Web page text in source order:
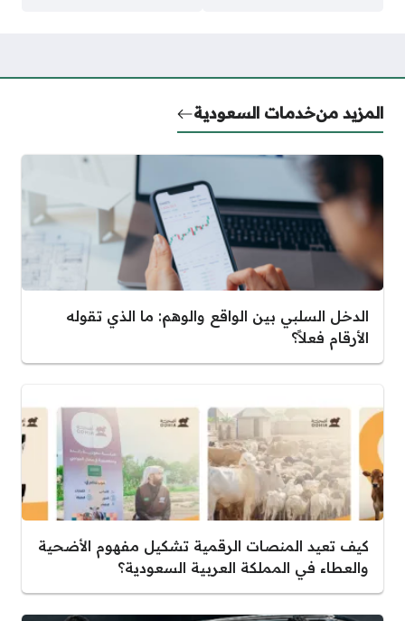
المزيد منخدمات السعودية
الدخل السلبي بين الواقع والوهم: ما الذي تقوله
الأرقام فعلاً؟
كيف تعيد المنصات الرقمية تشكيل مفهوم الأضحية
والعطاء في المملكة العربية السعودية؟